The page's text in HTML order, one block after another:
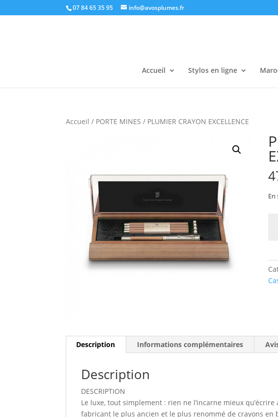
07 84 65 35 95 info@avosplumes.fr
Accueil Stylos en ligne
Accueil / PORTE MINES / PLUMIER CRAYON EXCELLENCE
En
Description Informations complémentaires
Description
DESCRIPTION
Le luxe, tout simplement : rien ne l’incarne mieux
fabricant le plus ancien et le plus renommé de crayons en